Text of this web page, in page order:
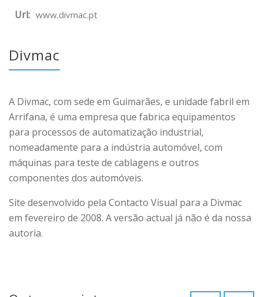
Url: www.divmac.pt
Divmac
A Divmac, com sede em Guimarães, e unidade fabril em
Arrifana, é uma empresa que fabrica equipamentos
para processos de automatização industrial,
nomeadamente para a indústria automóvel, com
máquinas para teste de cablagens e outros
componentes dos automóveis.
Site desenvolvido pela Contacto Visual para a Divmac
em fevereiro de 2008. A versão actual já não é da nossa
autoria.